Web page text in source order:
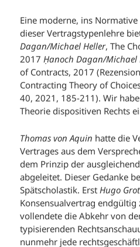
Eine moderne, ins
dieser Vertragstypenlehre
Dagan/Michael Heller, The
2017Ḥanoch Dagan/Michael
of Contracts, 2017
Contracting Theory of
40, 2021, 185-211). Wir
Theorie dispositiven Rechts
Thomas von Aquin hatte die
Vertrages aus dem
dem Prinzip der
abgeleitet. Dieser Gedanke
Spätscholastik. ErstHugo
Konsensualvertrag endgültig
vollendete die Abkehr von
typisierenden
nunmehr jede